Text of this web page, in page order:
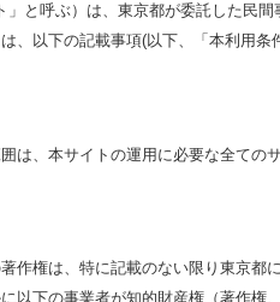
」と呼ぶ）は、東京都が委託した民
、以下の記載事項(以下、「本利用
は、本サイトの運用に必要な全て
作権は、特に記載のない限り東京
以下の事業者が知的財産権（著作権